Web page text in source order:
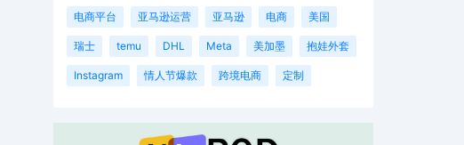
电商平台 亚马逊运营 亚马逊 电商 美国
瑞士 temu DHL Meta 美加墨 抱娃外套
Instagram 情人节爆款 跨境电商 定制